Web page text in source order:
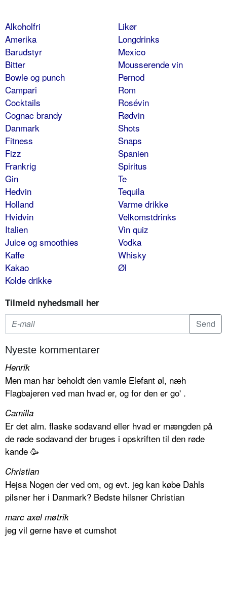
Alkoholfri
Amerika
Barudstyr
Bitter
Bowle og punch
Campari
Cocktails
Cognac brandy
Danmark
Fitness
Fizz
Frankrig
Gin
Hedvin
Holland
Hvidvin
Italien
Juice og smoothies
Kaffe
Kakao
Kolde drikke
Likør
Longdrinks
Mexico
Mousserende vin
Pernod
Rom
Rosévin
Rødvin
Shots
Snaps
Spanien
Spiritus
Te
Tequila
Varme drikke
Velkomstdrinks
Vin quiz
Vodka
Whisky
Øl
Tilmeld nyhedsmail her
Nyeste kommentarer
Henrik
Men man har beholdt den vamle Elefant øl, næh
Flagbajeren ved man hvad er, og for den er go' .
Camilla
Er det alm. flaske sodavand eller hvad er mængden på
de røde sodavand der bruges i opskriften til den røde
kande 🥳
Christian
Hejsa Nogen der ved om, og evt. jeg kan købe Dahls
pilsner her i Danmark? Bedste hilsner Christian
marc axel møtrik
jeg vil gerne have et cumshot